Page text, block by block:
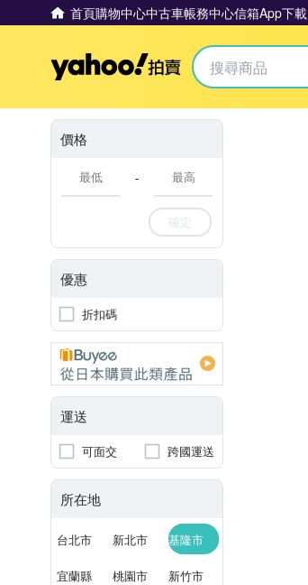
首頁購物中心中古車帳務中心信箱App下載
Yahoo拍賣
價格
-
確定
優惠
折扣碼
運送
可面交 跨國運送
所在地
台北市 新北市 基隆市
宜蘭縣 桃園市 新竹市